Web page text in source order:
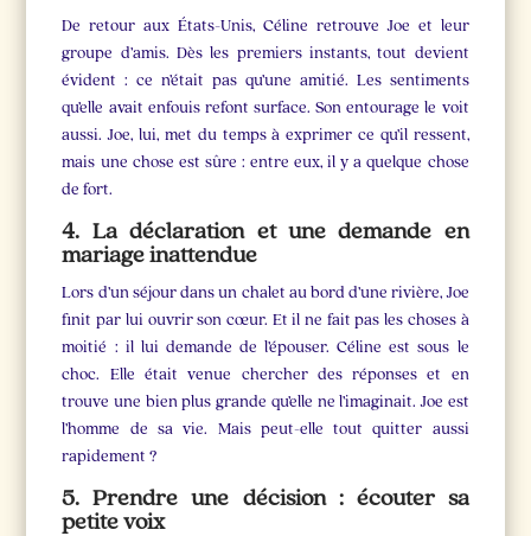
De retour aux États-Unis, Céline retrouve Joe et leur
groupe d’amis. Dès les premiers instants, tout devient
évident : ce n’était pas qu’une amitié. Les sentiments
qu’elle avait enfouis refont surface. Son entourage le voit
aussi. Joe, lui, met du temps à exprimer ce qu’il ressent,
mais une chose est sûre : entre eux, il y a quelque chose
de fort.
4. La déclaration et une demande en
mariage inattendue
Lors d’un séjour dans un chalet au bord d’une rivière, Joe
finit par lui ouvrir son cœur. Et il ne fait pas les choses à
moitié : il lui demande de l’épouser. Céline est sous le
choc. Elle était venue chercher des réponses et en
trouve une bien plus grande qu’elle ne l’imaginait. Joe est
l’homme de sa vie. Mais peut-elle tout quitter aussi
rapidement ?
5. Prendre une décision : écouter sa
petite voix